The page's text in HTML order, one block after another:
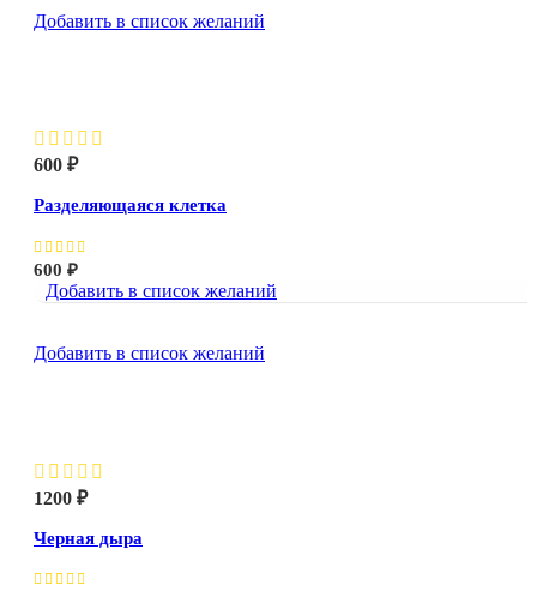
Добавить в список желаний
600 ₽
Разделяющаяся клетка
600 ₽
Добавить в список желаний
Добавить в список желаний
1200 ₽
Черная дыра